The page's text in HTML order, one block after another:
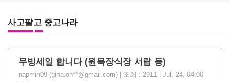
사고팔고 중고나라
무빙세일 합니다 (원목장식장 서랍 등)
napmin09 (gina.oh**@gmail.com) | 조회 : 2911 | Jul, 24, 04:00